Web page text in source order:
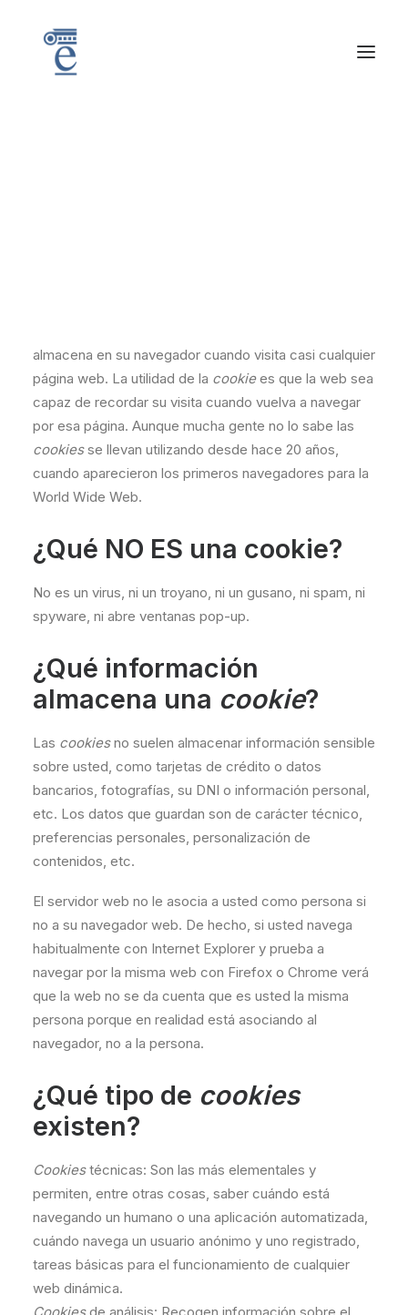
almacena en su navegador cuando visita casi cualquier
página web. La utilidad de la cookiees que la web sea
capaz de recordar su visita cuando vuelva a navegar
por esa página. Aunque mucha gente no lo sabe las
cookiesse llevan utilizando desde hace 20 años,
cuando aparecieron los primeros navegadores para la
World Wide Web.
¿Qué NO ES una cookie?
No es un virus, ni un troyano, ni un gusano, ni spam, ni
spyware, ni abre ventanas pop-up.
¿Qué información
almacena una cookie?
Las cookiesno suelen almacenar información sensible
sobre usted, como tarjetas de crédito o datos
bancarios, fotografías, su DNI o información personal,
etc. Los datos que guardan son de carácter técnico,
preferencias personales, personalización de
contenidos, etc.
El servidor web no le asocia a usted como persona si
no a su navegador web. De hecho, si usted navega
habitualmente con Internet Explorer y prueba a
navegar por la misma web con Firefox o Chrome verá
que la web no se da cuenta que es usted la misma
persona porque en realidad está asociando al
navegador, no a la persona.
¿Qué tipo de cookies
existen?
Cookiestécnicas: Son las más elementales y
permiten, entre otras cosas, saber cuándo está
navegando un humano o una aplicación automatizada,
cuándo navega un usuario anónimo y uno registrado,
tareas básicas para el funcionamiento de cualquier
web dinámica.